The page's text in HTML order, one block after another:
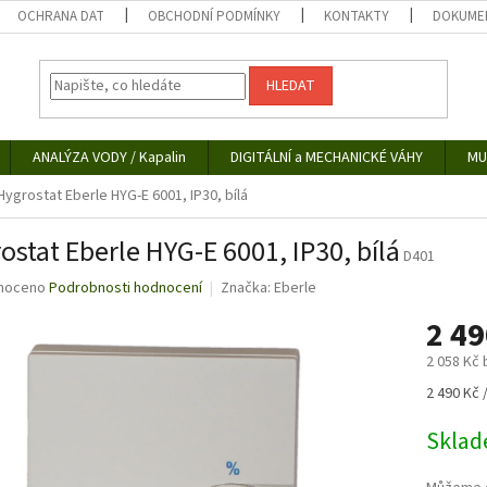
OCHRANA DAT OBCHODNÍ PODMÍNKY KONTAKTY
HLEDAT
ANALÝZA VODY / Kapalin DIGITÁLNÍ a MECHANICKÉ VÁHY
Eberle HYG-E 6001, IP30, bílá
Eberle HYG-E 6001, IP30, bílá D401
Podrobnosti hodnocení Značka: Eberle
2
2 058 Kč
Měrná
2 490 Kč